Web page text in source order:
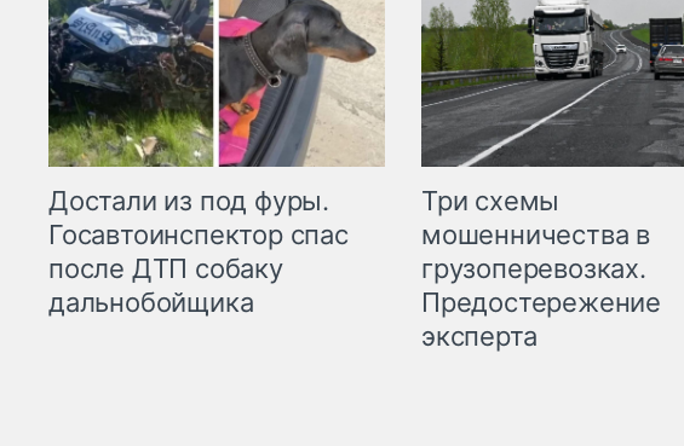
Достали из под фуры.
Госавтоинспектор спас
после ДТП собаку
дальнобойщика
Три схемы
мошенничества в
грузоперевозках.
Предостережение
эксперта